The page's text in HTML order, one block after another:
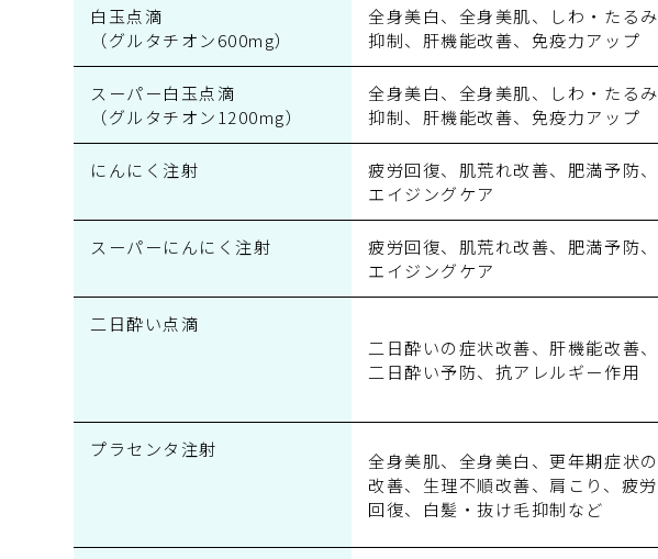
白玉点滴
（グルタチオン600mg）
全身美白、全身美肌、しわ・たるみ
抑制、肝機能改善、免疫力アップ
スーパー白玉点滴
（グルタチオン1200mg）
全身美白、全身美肌、しわ・たるみ
抑制、肝機能改善、免疫力アップ
にんにく注射
疲労回復、肌荒れ改善、肥満予防、
エイジングケア
スーパーにんにく注射
疲労回復、肌荒れ改善、肥満予防、
エイジングケア
二日酔い点滴
二日酔いの症状改善、肝機能改善、
二日酔い予防、抗アレルギー作用
プラセンタ注射
全身美肌、全身美白、更年期症状の
改善、生理不順改善、肩こり、疲労
回復、白髪・抜け毛抑制など